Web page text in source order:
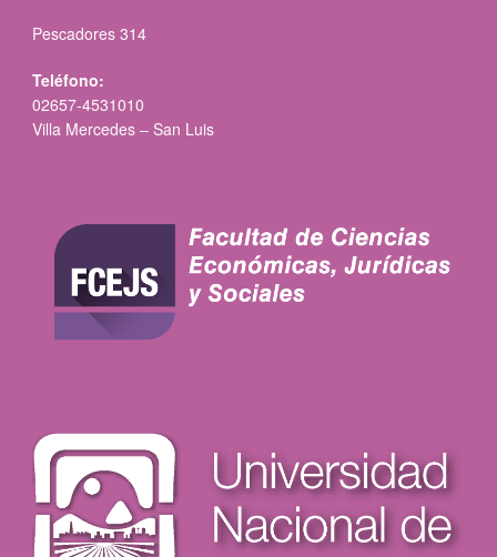
Pescadores 314
Teléfono:
02657-4531010
Villa Mercedes – San Luis